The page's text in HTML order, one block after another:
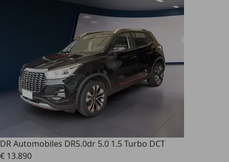
DR Automobiles DR5.0dr 5.0 1.5 Turbo DCT
€ 13.890